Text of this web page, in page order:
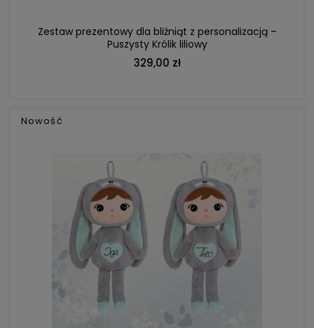
Zestaw prezentowy dla bliźniąt z personalizacją –
Puszysty Królik liliowy
329,00 zł
Nowość